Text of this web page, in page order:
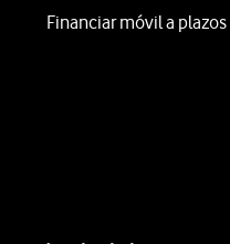
Financiar móvil a plazos